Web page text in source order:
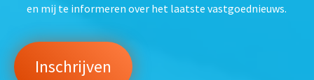
en mij te informeren over het laatste vastgoednieuws.